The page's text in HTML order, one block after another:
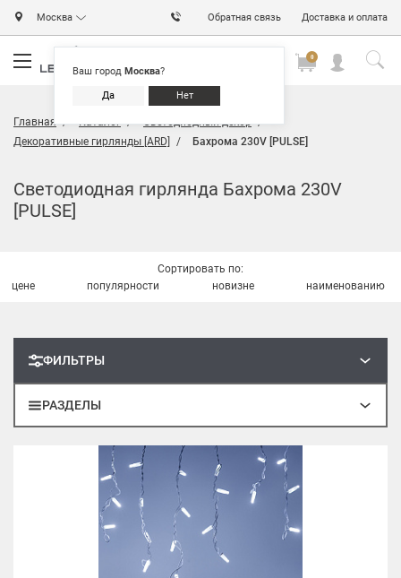
Москва
Ваш город Москва?
Да Нет
Обратная связь Доставка и оплата
0
Главная Каталог
Светодиодный декор
Декоративные гирлянды [ARD]
Бахрома 230V [PULSE]
Светодиодная гирлянда Бахрома 230V
[PULSE]
РАЗДЕЛЫ
ФИЛЬТРЫ
Сортировать по:
цене
популярности новизне наименованию